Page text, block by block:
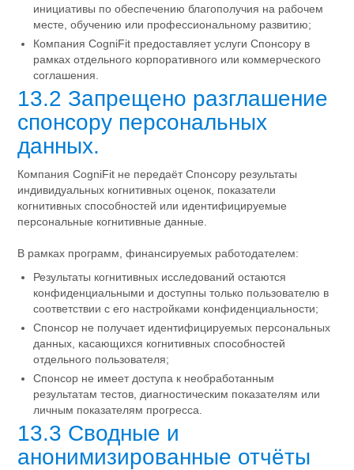
инициативы по обеспечению благополучия на рабочем
месте, обучению или профессиональному развитию;
Компания CogniFit предоставляет услуги Спонсору в
рамках отдельного корпоративного или коммерческого
соглашения.
13.2 Запрещено разглашение
спонсору персональных
данных.
Компания CogniFit не передаёт Спонсору результаты
индивидуальных когнитивных оценок, показатели
когнитивных способностей или идентифицируемые
персональные когнитивные данные.
В рамках программ, финансируемых работодателем:
Результаты когнитивных исследований остаются
конфиденциальными и доступны только пользователю в
соответствии с его настройками конфиденциальности;
Спонсор не получает идентифицируемых персональных
данных, касающихся когнитивных способностей
отдельного пользователя;
Спонсор не имеет доступа к необработанным
результатам тестов, диагностическим показателям или
личным показателям прогресса.
13.3 Сводные и
анонимизированные отчёты